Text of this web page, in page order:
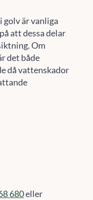
golv är vanliga
att dessa delar
Om
det både
då vattenskador
680eller